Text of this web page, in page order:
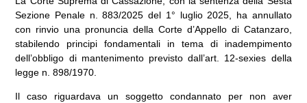
Sezione Penale n. 883/2025 del 1° luglio 2025, ha annullato
con rinvio una pronuncia della Corte d’Appello di Catanzaro,
stabilendo principi fondamentali in tema di inadempimento
dell’obbligo di mantenimentoprevisto dall’art. 12-sexies della
legge n. 898/1970
Il caso riguardava un soggetto condannato per non aver